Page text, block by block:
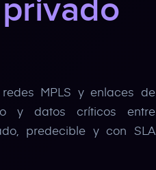
MPLS y enlaces de
y datos críticos entre
predecible y con SLA